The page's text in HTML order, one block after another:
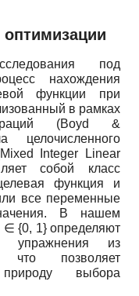
под
нахождения
функции при
в рамках
(Boyd &
целочисленного
Integer Linear
собой класс
функция и
все переменные
В нашем
{0, 1} определяют
упражнения из
что позволяет
выбора